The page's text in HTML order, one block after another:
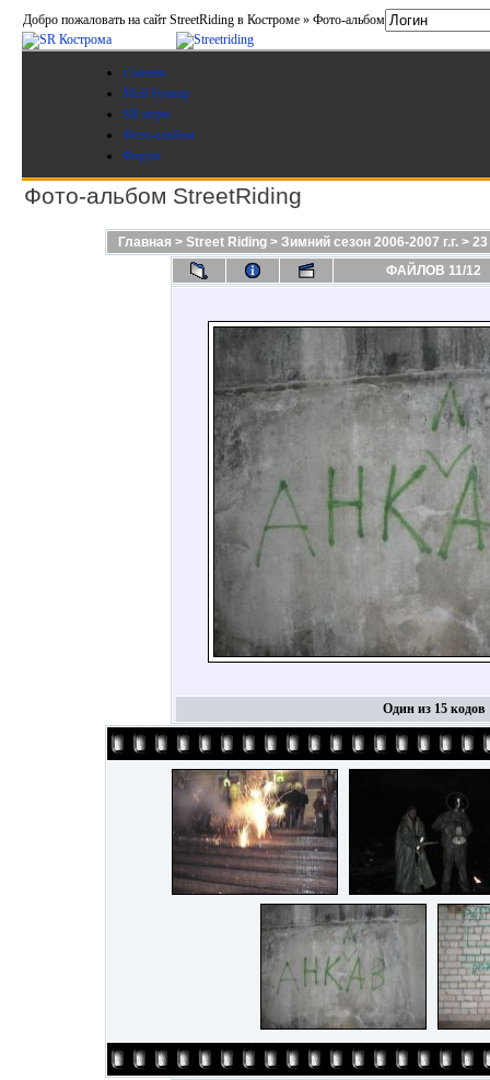
Добро пожаловать на сайт StreetRiding в Костроме » Фото-альбом
Главная
Мой бункер
SR игры
Фото-альбом
Форум
Фото-альбом StreetRiding
Главная > Street Riding> Зимний сезон 2006-2007 г.г.> 23
ФАЙЛОВ 11/12
Один из 15 кодов